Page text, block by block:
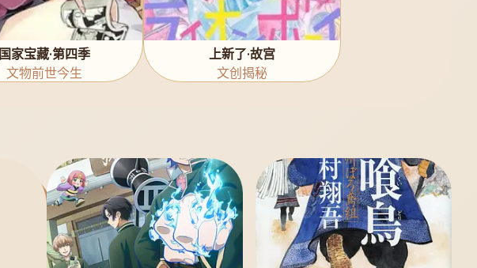
国家宝藏·第四季
文物前世今生
上新了·故宫
文创揭秘